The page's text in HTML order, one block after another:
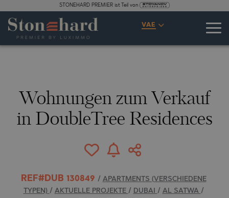
SPEZIFIKATIONEN BESCHREIBUNG KARTE
GALERIE
PREISE
ANFRAGE
STONEHARD PREMIER ist Teil von
VAE
FOTOS
Wohnungen zum Verkauf
in DoubleTree Residences
REF#DUB 130849 / APARTMENTS (VERSCHIEDENE
TYPEN) / AKTUELLE PROJEKTE / DUBAI / AL SATWA /